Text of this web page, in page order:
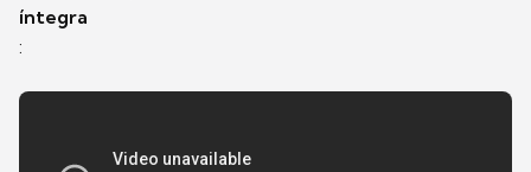
íntegra
: